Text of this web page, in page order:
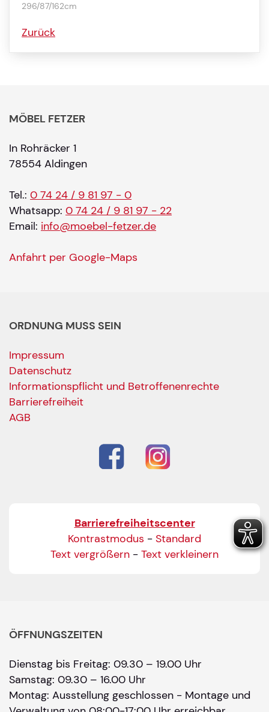
296/87/162cm
Zurück
MÖBEL FETZER
In Rohräcker 1
78554 Aldingen
Tel.: 0 74 24 / 9 81 97 - 0
Whatsapp: 0 74 24 / 9 81 97 - 22
Email: info@moebel-fetzer.de
Anfahrt per Google-Maps
ORDNUNG MUSS SEIN
Impressum
Datenschutz
Informationspflicht und Betroffenenrechte
Barrierefreiheit
AGB
Barrierefreiheitscenter
Kontrastmodus - Standard
Text vergrößern - Text verkleinern
ÖFFNUNGSZEITEN
Dienstag bis Freitag: 09.30 – 19.00 Uhr
Samstag: 09.30 – 16.00 Uhr
Montag: Ausstellung geschlossen - Montage und